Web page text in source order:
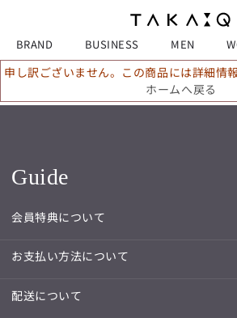
BRAND BUSINESS MEN
申し訳ございません。この商品には詳細情
ホームへ戻る
Guide
会員特典について
お支払い方法について
配送について